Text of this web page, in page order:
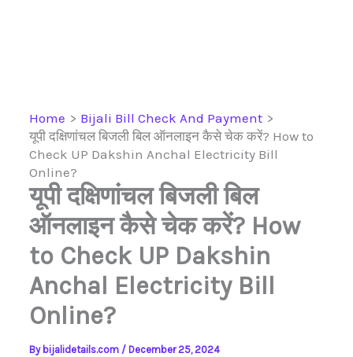
Home
Bijali Bill Check And Payment
यूपी दक्षिणांचल बिजली बिल ऑनलाइन कैसे चेक करें? How to
Check UP Dakshin Anchal Electricity Bill
Online?
यूपी दक्षिणांचल बिजली बिल
ऑनलाइन कैसे चेक करें? How
to Check UP Dakshin
Anchal Electricity Bill
Online?
By bijalidetails.com / December 25, 2024